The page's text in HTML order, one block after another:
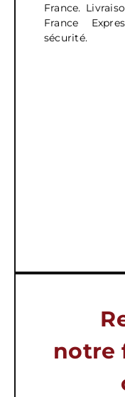
France.
France
sécurité.
notre